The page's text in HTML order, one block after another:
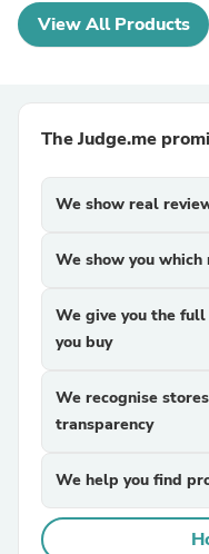
View All Products
The Judge.me
We show real
We show you
We give you the
you buy
We recognise
transparency
We help you find